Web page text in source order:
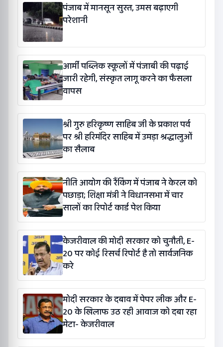
पंजाब में मानसून सुस्त, उमस बढ़ाएगी
परेशानी
आर्मी पब्लिक स्कूलों में पंजाबी की पढ़ाई
जारी रहेगी, संस्कृत लागू करने का फैसला
वापस
श्री गुरु हरिकृष्ण साहिब जी के प्रकाश पर्व
पर श्री हरिमंदिर साहिब में उमड़ा श्रद्धालुओं
का सैलाब
नीति आयोग की रैंकिंग में पंजाब ने केरल को
पछाड़ा; शिक्षा मंत्री ने विधानसभा में चार
सालों का रिपोर्ट कार्ड पेश किया
केजरीवाल की मोदी सरकार को चुनौती, E-
20 पर कोई रिसर्च रिपोर्ट है तो सार्वजनिक
करे
मोदी सरकार के दबाव में पेपर लीक और E-
20 के खिलाफ उठ रही आवाज को दबा रहा
मेटा- केजरीवाल